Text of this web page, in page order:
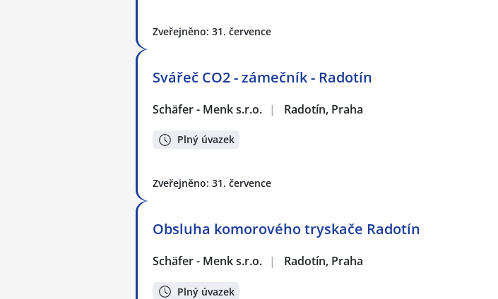
Zveřejněno: 31. července
Svářeč CO2 - zámečník - Radotín
Schäfer - Menk s.r.o. | Radotín, Praha
Plný úvazek
Zveřejněno: 31. července
Obsluha komorového tryskače Radotín
Schäfer - Menk s.r.o. | Radotín, Praha
Plný úvazek